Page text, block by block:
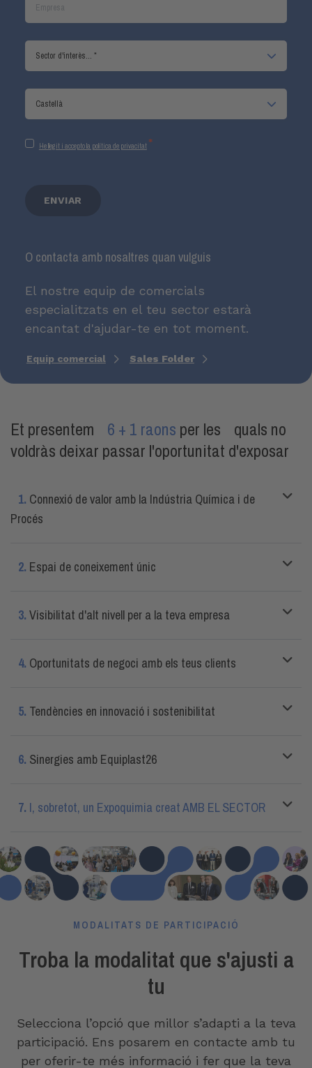
Et presentem 6 + 1 raons per les quals no
voldràs deixar passar l'oportunitat d'exposar
1. Connexió de valor amb la Indústria Química i de
Procés
2. Espai de coneixement únic
3. Visibilitat d'alt nivell per a la teva empresa
4. Oportunitats de negoci amb els teus clients
5. Tendències en innovació i sostenibilitat
6. Sinergies amb Equiplast26
7. I, sobretot, un Expoquimia creat AMB EL SECTOR
He llegit i accepto la política de privacitat *
O contacta amb nosaltres quan vulguis
El nostre equip de comercials
especialitzats en el teu sector estarà
encantat d'ajudar-te en tot moment.
Equip comercial Sales Folder
MODALITATS DE PARTICIPACIÓ
Troba la modalitat que s'ajusti a
tu
Selecciona l’opció que millor s’adapti a la teva
participació. Ens posarem en contacte amb tu
per oferir-te més informació i fer que la teva